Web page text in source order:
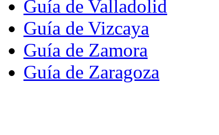
Guía de Valladolid
Guía de Vizcaya
Guía de Zamora
Guía de Zaragoza